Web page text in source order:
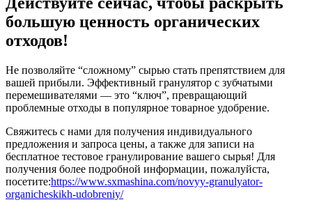
большую ценность органических
отходов!
Не позволяйте “сложному” сырью стать препятствием для
вашей прибыли. Эффективный гранулятор с зубчатыми
перемешивателями — это “ключ”, превращающий
проблемные отходы в популярное товарное удобрение.
Свяжитесь с нами для получения индивидуального
предложения и запроса цены, а также для записи на
бесплатное тестовое гранулирование вашего сырья! Для
получения более подробной информации, пожалуйста,
посетите:https://www.sxmashina.com/novyy-granulyator-
organicheskikh-udobreniy/